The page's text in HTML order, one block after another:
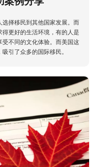
择移民到其他国家发展。而
更好的生活环境，有的人是
不同的文化体验。而美国这
引了众多的国际移民。